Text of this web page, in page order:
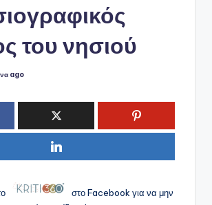
του νησιού
ago
στο Facebook για να μην